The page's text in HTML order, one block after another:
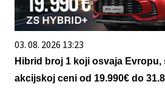
03. 08. 2026 13:23
Hibrid broj 1 koji osvaja
akcijskoj ceni od 19.990€ do